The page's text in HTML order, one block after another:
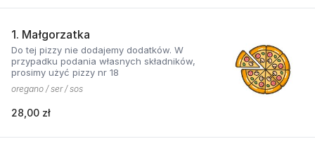
1. Małgorzatka
Do tej pizzy nie dodajemy dodatków. W
przypadku podania własnych składników,
prosimy użyć pizzy nr 18
oregano / ser / sos
28,00 zł